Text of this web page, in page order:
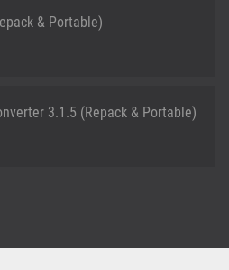
& Portable)
3.1.5 (Repack & Portable)